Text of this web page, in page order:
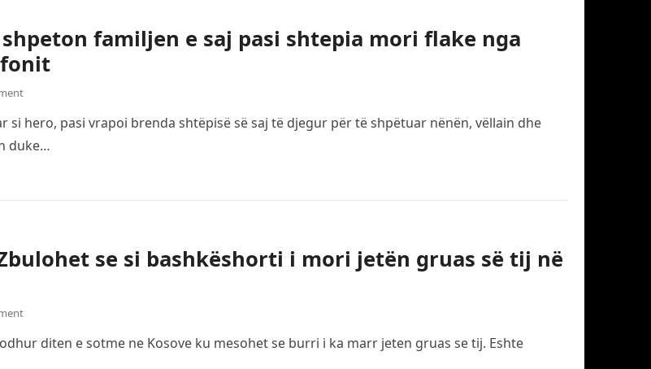
shpeton familjen e saj pasi shtepia mori flake nga
si hero, pasi vrapoi brenda shtëpisë së saj të djegur për të shpëtuar nënën, vëllain dhe
duke…
se si bashkëshorti i mori jetën gruas së tij në
diten e sotme ne Kosove ku mesohet se burri i ka marr jeten gruas se tij. Eshte